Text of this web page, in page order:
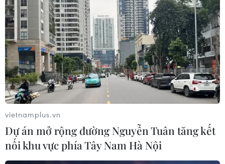
THỦY
Sở hữu trí tuệ
Quy định sử dụng
RSS
Hỗ trợ
Ngôn ngữ
TTXVN
Dịch vụ tin
Quảng cáo
vietnamplus.vn
Dự án mở rộng đường Nguyễn Tuân tăng kết
nối khu vực phía Tây Nam Hà Nội